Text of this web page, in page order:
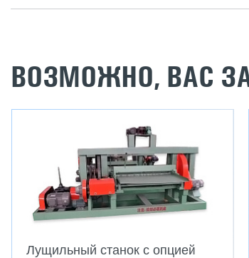
ВОЗМОЖНО, ВАС
Лущильный станок с опцией